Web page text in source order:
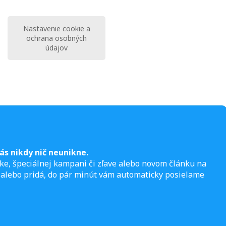
Nastavenie cookie a
ochrana osobných
údajov
nikdy nič neunikne.
špeciálnej kampani či zľave alebo novom článku na
pridá, do pár minút vám automaticky posielame